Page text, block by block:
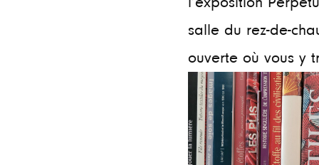
salle du rez-de-
ouverte où vous y